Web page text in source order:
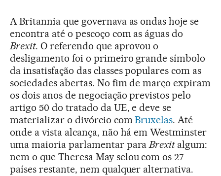
A Britannia que governava as ondas hoje se
encontra até o pescoço com as águas do
Brexit. O referendo que aprovou o
desligamento foi o primeiro grande símbolo
da insatisfação das classes populares com as
sociedades abertas. No fim de março expiram
os dois anos de negociação previstos pelo
artigo 50 do tratado da UE, e deve se
materializar o divórcio comBruxelas. Até
onde a vista alcança, não há em Westminster
uma maioria parlamentar paraBrexitalgum:
nem o que Theresa May selou com os 27
países restante, nem qualquer alternativa.